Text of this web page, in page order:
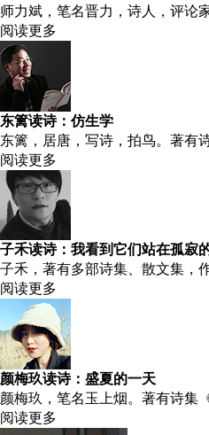
师力斌，笔名晋力，诗人，评论
阅读更多
东篱读诗：仿生学
东篱，居唐，写诗，拍鸟。著有
阅读更多
子禾读诗：我看到它们站在孤寂
子禾，著有多部诗集、散文集，
阅读更多
颜梅玖读诗：盛夏的一天
颜梅玖，笔名玉上烟。著有诗集
阅读更多